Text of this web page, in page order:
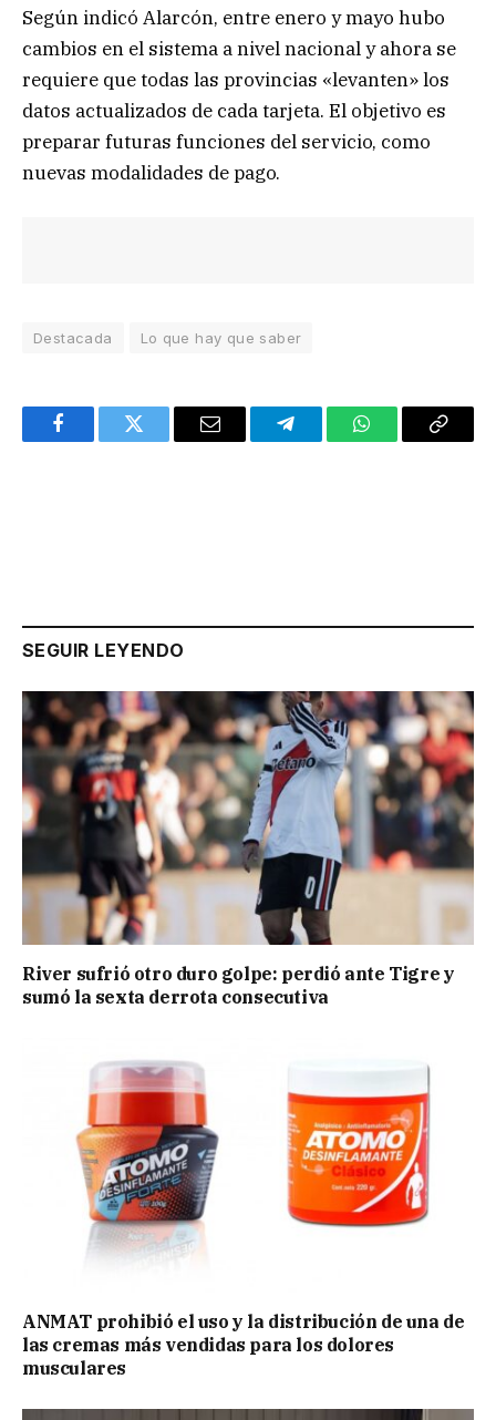
Según indicó Alarcón, entre enero y mayo hubo
cambios en el sistema a nivel nacional y ahora se
requiere que todas las provincias «levanten» los
datos actualizados de cada tarjeta. El objetivo es
preparar futuras funciones del servicio, como
nuevas modalidades de pago.
Destacada Lo que hay que saber
FacebookTwitter Email TelegramWhatsAppCopy
SEGUIR LEYENDO
River sufrió otro duro golpe: perdió ante Tigre y
sumó la sexta derrota consecutiva
ANMAT prohibió el uso y la distribución de una de
las cremas más vendidas para los dolores
musculares